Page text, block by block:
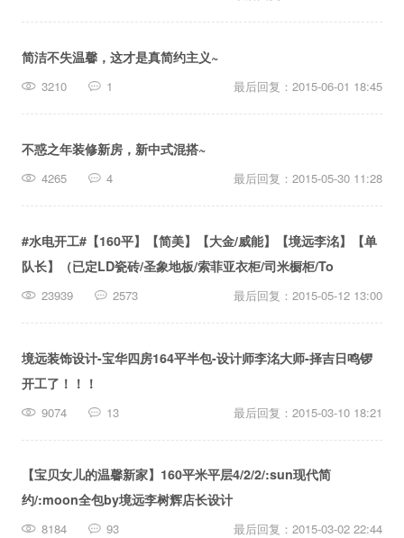
简洁不失温馨，这才是真简约主义~
3210 1 最后回复：2015-06-01 18:45
不惑之年装修新房，新中式混搭~
4265 4 最后回复：2015-05-30 11:28
#水电开工#【160平】【简美】【大金/威能】【境远李洺】【单
队长】（已定LD瓷砖/圣象地板/索菲亚衣柜/司米橱柜/To
23939 2573 最后回复：2015-05-12 13:00
境远装饰设计-宝华四房164平半包-设计师李洺大师-择吉日鸣锣
开工了！！！
9074 13 最后回复：2015-03-10 18:21
【宝贝女儿的温馨新家】160平米平层4/2/2/:sun现代简
约/:moon全包by境远李树辉店长设计
8184 93 最后回复：2015-03-02 22:44